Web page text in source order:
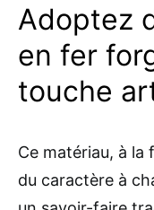
Adoptez
en fer
touche
Ce matériau, à
du caractère à